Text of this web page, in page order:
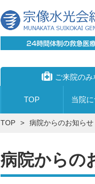
ご来院の
TOP 当院に
宗像水光会総合病院
外来について
TOP 病院からのお知らせ
病院からの